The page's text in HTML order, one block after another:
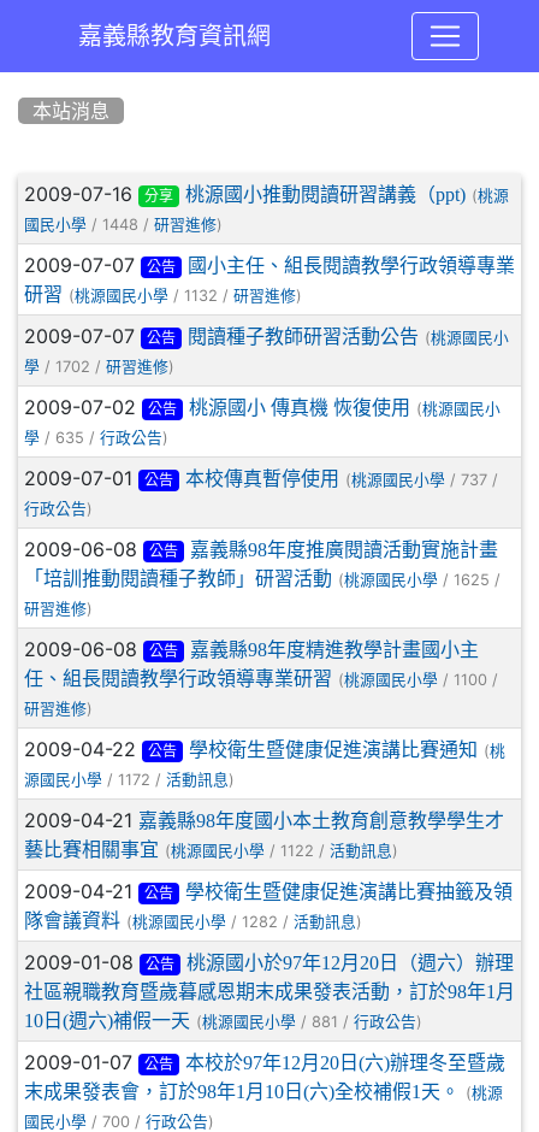
嘉義縣教育資訊網
本站消息
文章列表
2009-07-16 分享 桃源國小推動閱讀研習講義（ppt) (桃源
國民小學 / 1448 / 研習進修)
2009-07-07 公告
國小主任、組長閱讀教學行政領導專業
研習 (桃源國民小學 / 1132 / 研習進修)
2009-07-07 公告 閱讀種子教師研習活動公告 (桃源國民小
學 / 1702 / 研習進修)
2009-07-02 公告 桃源國小 傳真機 恢復使用 (桃源國民小
學 / 635 / 行政公告)
2009-07-01 公告 本校傳真暫停使用 (桃源國民小學/ 737 /
行政公告)
2009-06-08 公告
嘉義縣98年度推廣閱讀活動實施計畫
「培訓推動閱讀種子教師」研習活動 (桃源國民小學 / 1625 /
研習進修)
2009-06-08 公告
嘉義縣98年度精進教學計畫國小主
任、組長閱讀教學行政領導專業研習 (桃源國民小學 / 1100 /
研習進修)
2009-04-22 公告 學校衛生暨健康促進演講比賽通知 (桃
源國民小學 / 1172 / 活動訊息 )
2009-04-21 嘉義縣98年度國小本土教育創意教學學生才
藝比賽相關事宜 (桃源國民小學 / 1122 / 活動訊息 )
2009-04-21 公告
學校衛生暨健康促進演講比賽抽籤及領
隊會議資料 (桃源國民小學 / 1282 / 活動訊息 )
2009-01-08 公告
桃源國小於97年12月20日（週六）辦理
社區親職教育暨歲暮感恩期末成果發表活動，訂於98年1月
10日(週六)補假一天 (桃源國民小學 / 881 / 行政公告)
2009-01-07 公告
本校於97年12月20日(六)辦理冬至暨歲
末成果發表會，訂於98年1月10日(六)全校補假1天。
(桃源
國民小學 / 700 / 行政公告)